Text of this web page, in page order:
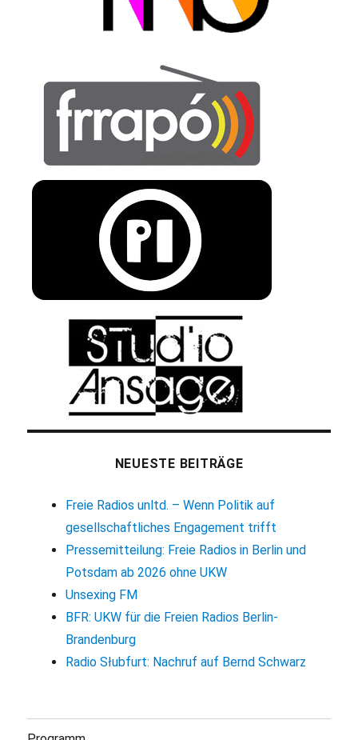
NEUESTE BEITRÄGE
Freie Radios unltd. – Wenn Politik auf
gesellschaftliches Engagement trifft
Pressemitteilung: Freie Radios in Berlin und
Potsdam ab 2026 ohne UKW
Unsexing FM
BFR: UKW für die Freien Radios Berlin-
Brandenburg
Radio Słubfurt: Nachruf auf Bernd Schwarz